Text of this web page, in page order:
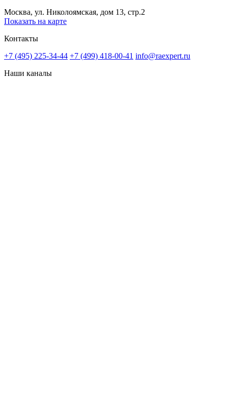
Москва, ул. Николоямская, дом 13, стр.2
Показать на карте
Контакты
+7 (495) 225-34-44 +7 (499) 418-00-41 info@raexpert.ru
Наши каналы